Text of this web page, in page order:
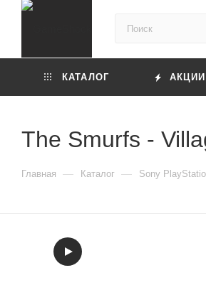
КАТАЛОГ АКЦИИ
The Smurfs -
Главная — Каталог — Sony